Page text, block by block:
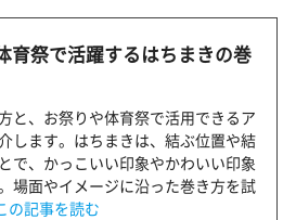
育祭で活躍するはちまきの巻
と、お祭りや体育祭で活用できるア
します。はちまきは、結ぶ位置や結
で、かっこいい印象やかわいい印象
場面やイメージに沿った巻き方を試
の記事を読む